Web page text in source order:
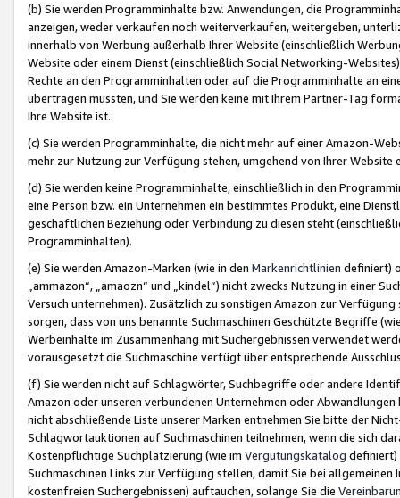
(b) Sie werden Programminhalte bzw. Anwendungen, die
anzeigen, weder verkaufen noch weiterverkaufen, weitergeben,
innerhalb von Werbung außerhalb Ihrer Website (einschließlich
Website oder einem Dienst (einschließlich Social Networking-
Rechte an den Programminhalten oder auf die Programminhalte an
übertragen müssten, und Sie werden keine mit Ihrem Partner-Tag
Ihre Website ist.
(c) Sie werden Programminhalte, die nicht mehr auf einer Amazon-
mehr zur Nutzung zur Verfügung stehen, umgehend von Ihrer
(d) Sie werden keine Programminhalte, einschließlich in den
eine Person bzw. ein Unternehmen ein bestimmtes Produkt, eine
geschäftlichen Beziehung oder Verbindung zu diesen steht
Programminhalten).
(e) Sie werden Amazon-Marken (wie in den Markenrichtlinien definiert)
„ammazon“, „amaozn“ und „kindel“) nicht zwecks Nutzung in einer
Versuch unternehmen). Zusätzlich zu sonstigen Amazon zur
sorgen, dass von uns benannte Suchmaschinen Geschützte Begriffe
Werbeinhalte im Zusammenhang mit Suchergebnissen verwendet
vorausgesetzt die Suchmaschine verfügt über entsprechende
(f) Sie werden nicht auf Schlagwörter, Suchbegriffe oder andere
Amazon oder unseren verbundenen Unternehmen oder
nicht abschließende Liste unserer Marken entnehmen Sie bitte der
Schlagwortauktionen auf Suchmaschinen teilnehmen, wenn die sich
Kostenpflichtige Suchplatzierung (wie im Vergütungskatalog definiert)
Suchmaschinen Links zur Verfügung stellen, damit Sie bei
kostenfreien Suchergebnissen) auftauchen, solange Sie die